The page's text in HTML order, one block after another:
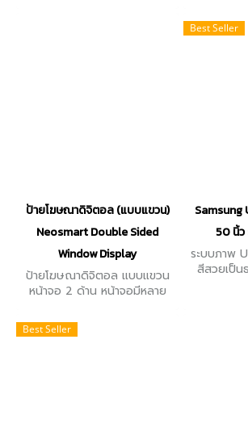
มีอุปกรณ์เส
หน้าจอมีหล
ป้ายโฆษณาดิจิตอล (แบบแขวน)
Neosmart Double Sided
Window Display
ป้ายโฆษณาดิจิตอล แบบแขวน
หน้าจอ 2 ด้าน หน้าจอมีหลาย
ระบบ Cloud App ค่าความสว่าง
A : 700 Nits B: 350 Nits
Best Seller
Samsung
50 นิ้
ระบบภาพ
สีสวยเป็น
Best Seller